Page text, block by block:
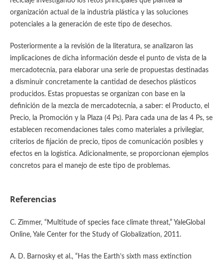
organización actual de la industria plástica y las soluciones
potenciales a la generación de este tipo de desechos.
Posteriormente a la revisión de la literatura, se analizaron las
implicaciones de dicha información desde el punto de vista de la
mercadotecnia, para elaborar una serie de propuestas destinadas
a disminuir concretamente la cantidad de desechos plásticos
producidos. Estas propuestas se organizan con base en la
definición de la mezcla de mercadotecnia, a saber: el Producto, el
Precio, la Promoción y la Plaza (4 Ps). Para cada una de las 4 Ps, se
establecen recomendaciones tales como materiales a privilegiar,
criterios de fijación de precio, tipos de comunicación posibles y
efectos en la logística. Adicionalmente, se proporcionan ejemplos
concretos para el manejo de este tipo de problemas.
Referencias
C. Zimmer, “Multitude of species face climate threat,” YaleGlobal
Online, Yale Center for the Study of Globalization, 2011.
A. D. Barnosky et al., “Has the Earth’s sixth mass extinction